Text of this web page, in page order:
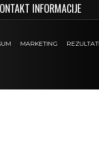
INFORMACIJE
MARKETING REZULTATI